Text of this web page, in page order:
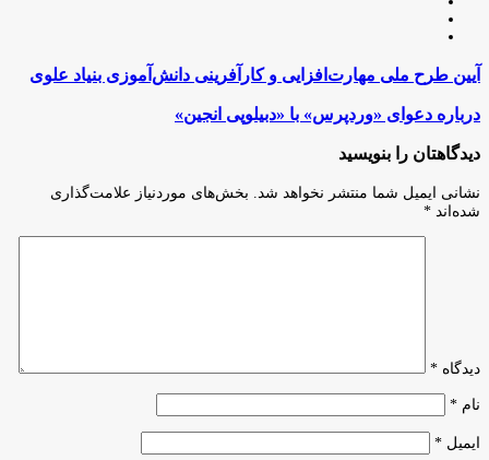
آیین
طرح
ملی
مهارت‌افزایی
کارآفرینی
دانش‌آموزی
بنیاد
علوی
آیین طرح ملی مهارت‌افزایی و کارآفرینی دانش‌آموزی بنیاد علوی
درباره
«وردپرس»
«دبیلوپی
انجین»
درباره دعوای «وردپرس» با «دبیلوپی انجین»
دیدگاهتان را بنویسید
نشانی ایمیل شما منتشر نخواهد شد.
بخش‌های موردنیاز علامت‌گذاری
شده‌اند *
دیدگاه *
نام *
ایمیل *